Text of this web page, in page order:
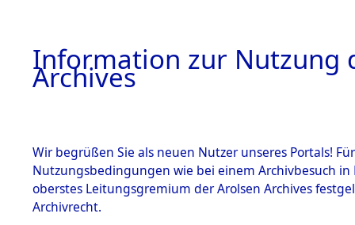
Information zur Nutzung
Archives
Wir begrüßen Sie als neuen Nutzer unseres Portals!
Nutzungsbedingungen wie bei einem Archivbesuch
oberstes Leitungsgremium der Arolsen Archives
Archivrecht.